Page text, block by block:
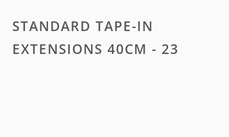
STANDARD TAPE-IN
EXTENSIONS 40CM - 23